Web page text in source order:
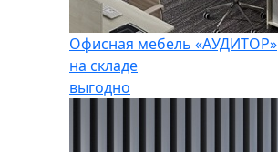
Офисная мебель «АУДИТОР»
на складе
выгодно